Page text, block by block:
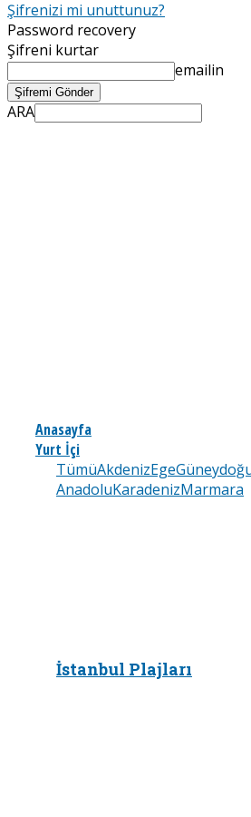
Şifrenizi mi unuttunuz?
Password recovery
Şifreni kurtar
emailin
ARA
Anasayfa
Yurt İçi
TümüAkdenizEge
AnadoluKaradenizMarmara
İstanbul Plajları